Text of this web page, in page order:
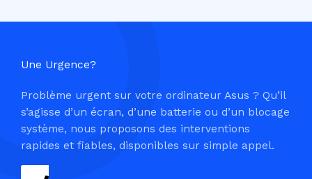
Une Urgence?
Problème urgent sur votre ordinateur Asus ? Qu’il
s’agisse d’un écran, d’une batterie ou d’un blocage
système, nous proposons des interventions
rapides et fiables, disponibles sur simple appel.